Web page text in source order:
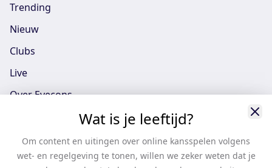
Trending
Nieuw
Clubs
Live
Over Eyecons
Eyecons App - iOS
Eyecons App - Android
Vacatures
Wat is je leeftijd?
Om content en uitingen over online kansspelen volgens
wet- en regelgeving te tonen, willen we zeker weten dat je